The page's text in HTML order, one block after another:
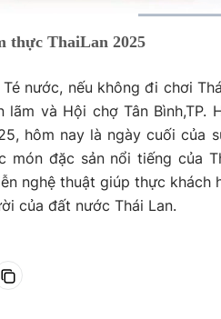
thực ThaiLan 2025
nước, nếu không đi chơi
và Hội chợ Tân Bình,TP.
hôm nay là ngày cuối của
món đặc sản nổi tiếng của
nghệ thuật giúp thực khách
của đất nước Thái Lan.